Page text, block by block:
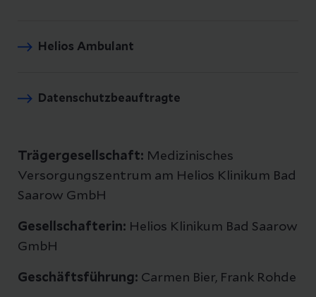
Helios Ambulant
Datenschutzbeauftragte
Trägergesellschaft: Medizinisches
Versorgungszentrum am Helios Klinikum Bad
Saarow GmbH
Gesellschafterin: Helios Klinikum Bad Saarow
GmbH
Geschäftsführung: Carmen Bier, Frank Rohde